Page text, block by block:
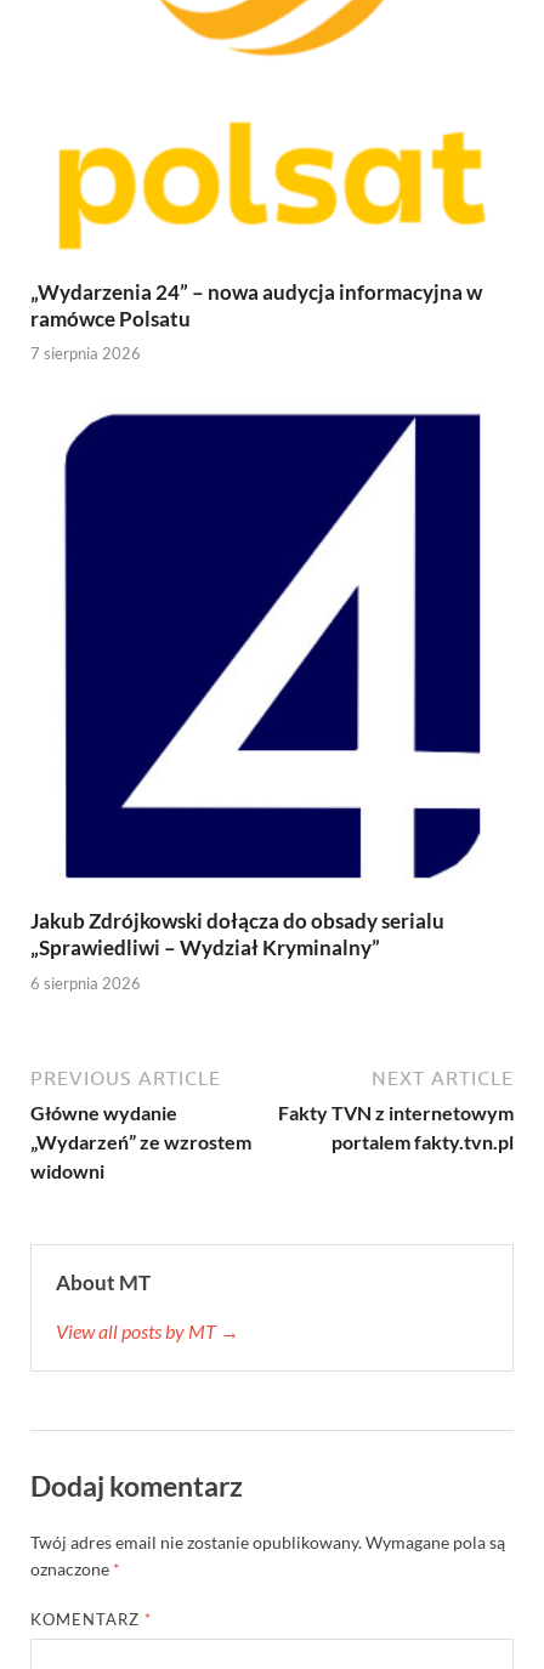
„Wydarzenia 24” – nowa audycja informacyjna w
ramówce Polsatu
7 sierpnia 2026
Jakub Zdrójkowski dołącza do obsady serialu
„Sprawiedliwi – Wydział Kryminalny”
6 sierpnia 2026
PREVIOUS ARTICLE
Główne wydanie
„Wydarzeń” ze wzrostem
widowni
NEXT ARTICLE
Fakty TVN z internetowym
portalem fakty.tvn.pl
About MT
View all posts by MT →
Dodaj komentarz
Twój adres email nie zostanie opublikowany.Wymagane pola są
oznaczone *
KOMENTARZ *